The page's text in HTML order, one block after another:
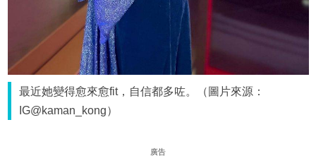
最近她變得愈來愈fit，自信都多咗。（圖片來源：
IG@kaman_kong）
廣告